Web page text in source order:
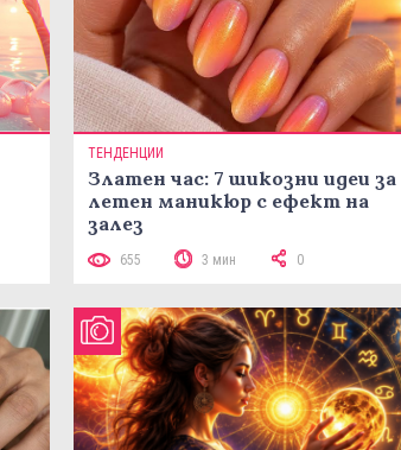
ТЕНДЕНЦИИ
Златен час: 7 шикозни идеи за
летен маникюр с ефект на
залез
655 3 мин 0